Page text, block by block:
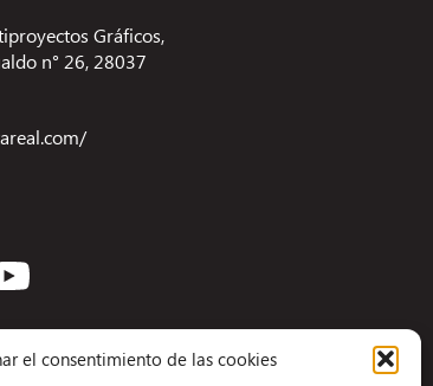
el consentimiento de las cookies
Gráficos,
n° 26, 28037